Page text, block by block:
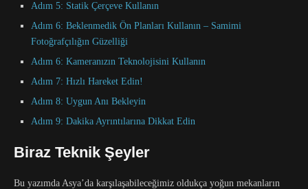
Adım 5: Statik Çerçeve Kullanın
Adım 6: Beklenmedik Ön Planları Kullanın – Samimi
Fotoğrafçılığın Güzelliği
Adım 6: Kameranızın Teknolojisini Kullanın
Adım 7: Hızlı Hareket Edin!
Adım 8: Uygun Anı Bekleyin
Adım 9: Dakika Ayrıntılarına Dikkat Edin
Biraz Teknik Şeyler
Bu yazımda Asya’da karşılaşabileceğimiz oldukça yoğun mekanların